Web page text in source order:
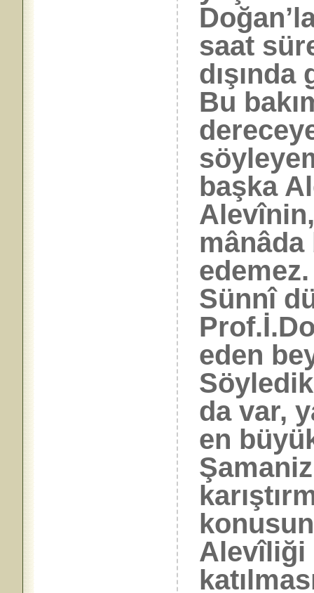
saat
Bu
başka
Sünnî
eden
da var,
en
Alevîliği